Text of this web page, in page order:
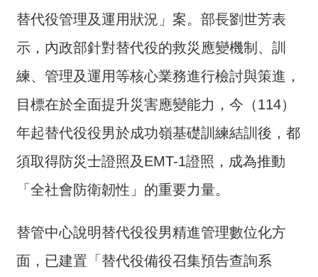
題
政
策
訊
息
遞
主
動
替代役管理及運用狀況」案。部長劉世芳表
示，內政部針對替代役的救災應變機制、訓
練、管理及運用等核心業務進行檢討與策進，
目標在於全面提升災害應變能力，今（114）
年起替代役役男於成功嶺基礎訓練結訓後，都
須取得防災士證照及EMT-1證照，成為推動
「全社會防衛韌性」的重要力量。
替管中心說明替代役役男精進管理數位化方
面，已建置「替代役備役召集預告查詢系